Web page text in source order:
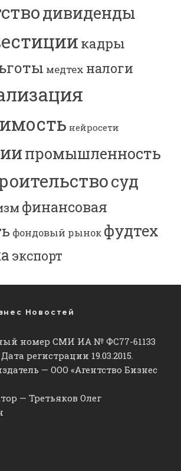
дивиденды
кадры
медтех налоги
нейросети
промышленность
суд
финансовая
фондовый рынок фудтех
экспорт
Новостей
номер СМИ ИА № ФС77-61133
регистрации 19.03.2015.
— ООО «Агентство Бизнес
— Третьяков Олег